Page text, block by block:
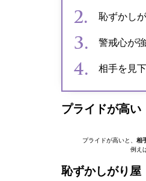
恥ずかし
警戒心が
相手を見
プライドが高い
プライドが高いと、 相
例え
恥ずかしがり屋